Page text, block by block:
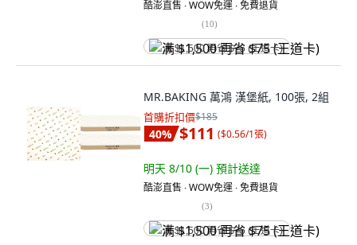
酷澎直售 ∙ WOW免運 ∙ 免費退貨
(10)
满 $1,500 再省 $75 (王道卡)
MR.BAKING 萬鴻 漢堡紙, 100張, 2組
首購折扣價$185
40% $111 ($0.56/1張)
明天 8/10 (一) 預計送達
酷澎直售 ∙ WOW免運 ∙ 免費退貨
(3)
满 $1,500 再省 $75 (王道卡)